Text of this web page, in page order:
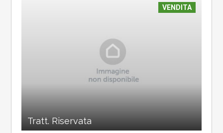
VENDITA
Tratt. Riservata